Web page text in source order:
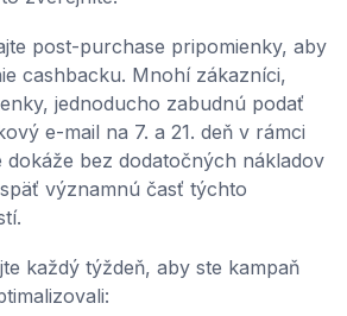
post-purchase pripomienky, aby
cashbacku. Mnohí zákazníci,
jednoducho zabudnú podať
e-mail na 7. a 21. deň v rámci
dokáže bez dodatočných nákladov
významnú časť týchto
každý týždeň, aby ste kampaň